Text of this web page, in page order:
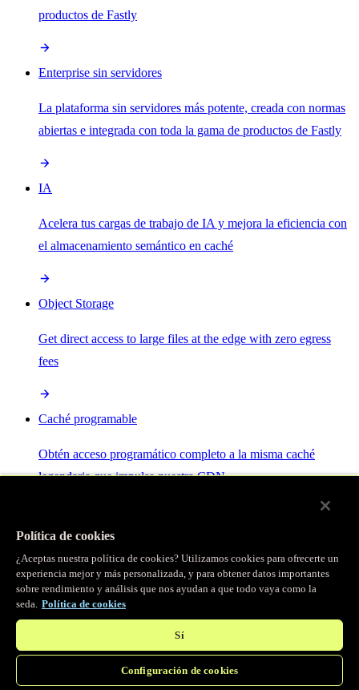
productos de Fastly
Enterprise sin servidores
La plataforma sin servidores más potente, creada con normas
abiertas e integrada con toda la gama de productos de Fastly
IA
Acelera tus cargas de trabajo de IA y mejora la eficiencia con
el almacenamiento semántico en caché
Object Storage
Get direct access to large files at the edge with zero egress
fees
Caché programable
Obtén acceso programático completo a la misma caché
legendaria que impulsa nuestra CDN.
Servidor MCP
Control por IA para tus servicios Fastly.
Política de cookies
¿Aceptas nuestra política de cookies? Utilizamos cookies para ofrecerte un
experiencia mejor y más personalizada, y para obtener datos importantes
sobre rendimiento y análisis que nos ayudan a que todo vaya como la
seda. Política de cookies
Sí
Configuración de cookies